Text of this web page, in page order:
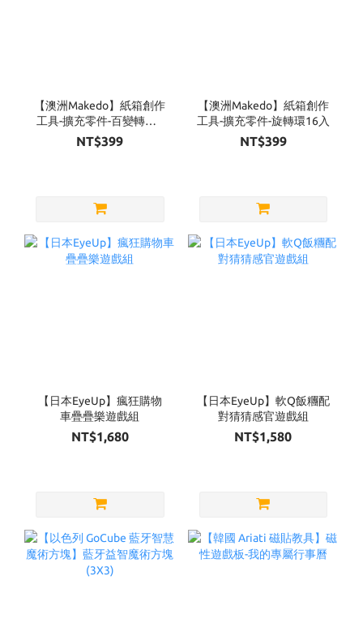
【澳洲Makedo】紙箱創作
工具-擴充零件-百變轉軸6
入
NT$399
【澳洲Makedo】紙箱創作
工具-擴充零件-旋轉環16入
NT$399
【日本EyeUp】瘋狂購物
車疊疊樂遊戲組
NT$1,680
【日本EyeUp】軟Q飯糰配
對猜猜感官遊戲組
NT$1,580